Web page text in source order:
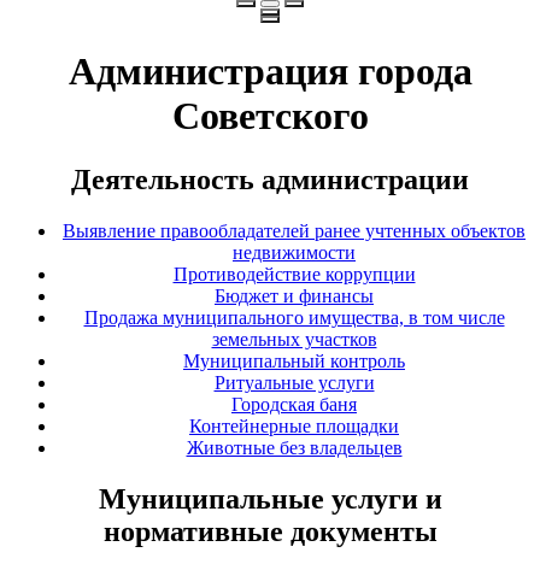
Администрация города
Советского
Деятельность администрации
Выявление правообладателей ранее учтенных объектов
недвижимости
Противодействие коррупции
Бюджет и финансы
Продажа муниципального имущества, в том числе
земельных участков
Муниципальный контроль
Ритуальные услуги
Городская баня
Контейнерные площадки
Животные без владельцев
Муниципальные услуги и
нормативные документы